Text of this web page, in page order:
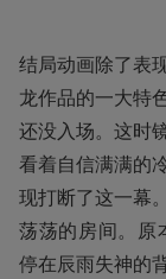
结局动画除了表
龙作品的一大特
还没入场。这时
看着自信满满的
现打断了这一幕
荡荡的房间。原
停在辰雨失神的